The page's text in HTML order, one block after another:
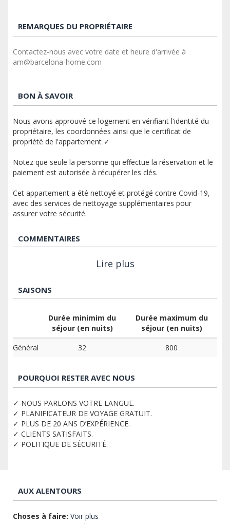
REMARQUES DU PROPRIÉTAIRE
Contactez-nous avec votre date et heure d'arrivée à
am@barcelona-home.com
BON À SAVOIR
Nous avons approuvé ce logement en vérifiant l'identité du
propriétaire, les coordonnées ainsi que le certificat de
propriété de l'appartement ✓
Notez que seule la personne qui effectue la réservation et le
paiement est autorisée à récupérer les clés.
Cet appartement a été nettoyé et protégé contre Covid-19,
avec des services de nettoyage supplémentaires pour
assurer votre sécurité.
COMMENTAIRES
Lire plus
SAISONS
Durée minimim du
séjour (en nuits)
Durée maximum du
séjour (en nuits)
Général
32 800
POURQUOI RESTER AVEC NOUS
✓ NOUS PARLONS VOTRE LANGUE.
✓ PLANIFICATEUR DE VOYAGE GRATUIT.
✓ PLUS DE 20 ANS D’EXPÉRIENCE.
✓ CLIENTS SATISFAITS.
✓ POLITIQUE DE SÉCURITÉ.
AUX ALENTOURS
Choses à faire: Voir plus